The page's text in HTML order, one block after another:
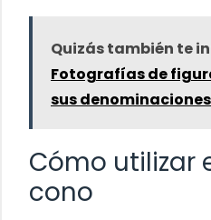
Quizás también te
Fotografías de
sus denominaciones
Cómo utilizar
cono